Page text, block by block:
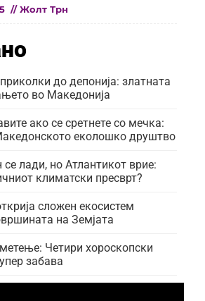
// Жолт Трн
до депонија: златната
во Македонија
ако се сретнете со мечка:
еколошко друштво
лади, но Атлантикот врие:
климатски пресврт?
сложен екосистем
на Земјата
Четири хороскопски
забава